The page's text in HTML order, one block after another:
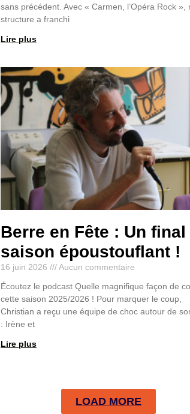
sans précédent. Avec « Carmen, l’Opéra Rock »,
structure a franchi
Lire plus
Berre en Fête : Un final
saison époustouflant !
16 juin 2026
Aucun commentaire
Écoutez le podcast Quelle magnifique façon de
cette saison 2025/2026 ! Pour marquer le coup,
Christian a reçu une équipe de choc autour de
: Irène et
Lire plus
LOAD MORE